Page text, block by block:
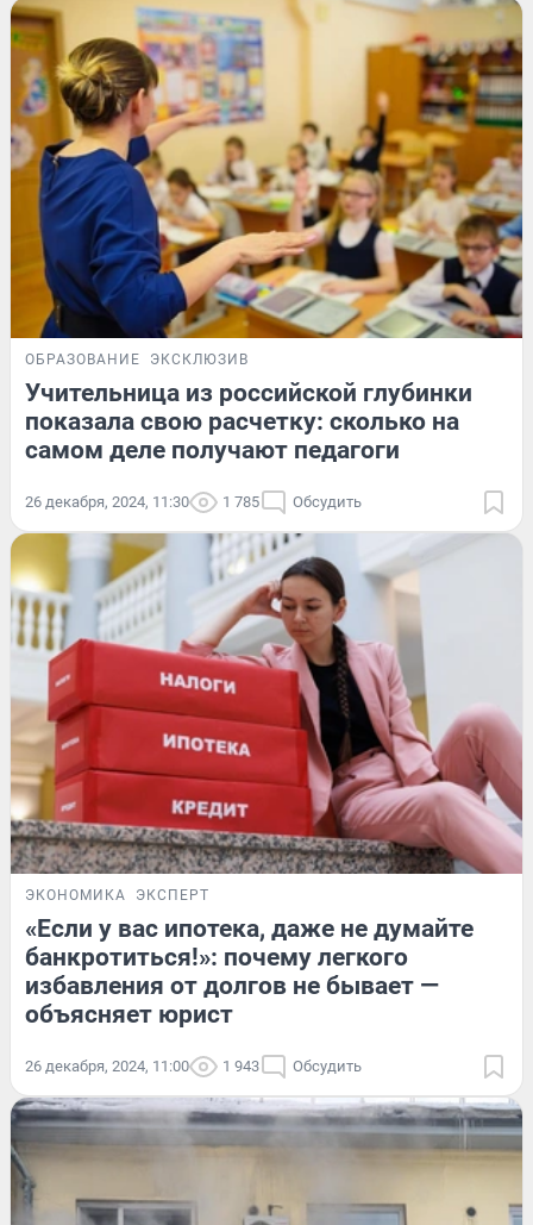
ОБРАЗОВАНИЕ ЭКСКЛЮЗИВ
Учительница из российской глубинки
показала свою расчетку: сколько на
самом деле получают педагоги
26 декабря, 2024, 11:30 1 785 Обсудить
ЭКОНОМИКА ЭКСПЕРТ
«Если у вас ипотека, даже не думайте
банкротиться!»: почему легкого
избавления от долгов не бывает —
объясняет юрист
26 декабря, 2024, 11:00 1 943 Обсудить